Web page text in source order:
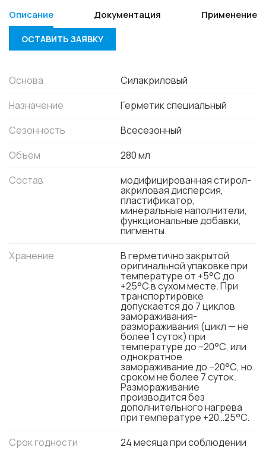
Описание Документация Применение
ОСТАВИТЬ ЗАЯВКУ
Основа
Силакриловый
Назначение
Герметик специальный
Сезонность
Всесезонный
Объем
280 мл
Состав
модифицированная стирол-
акриловая дисперсия,
пластификатор,
минеральные наполнители,
функциональные добавки,
пигменты.
Хранение
В герметично закрытой
оригинальной упаковке при
температуре от +5°С до
+25°С в сухом месте. При
транспортировке
допускается до 7 циклов
замораживания-
размораживания (цикл — не
более 1 суток) при
температуре до –20°С, или
однократное
замораживание до –20°С, но
сроком не более 7 суток.
Размораживание
производится без
дополнительного нагрева
при температуре +20…25°C.
Срок годности
24 месяца при соблюдении